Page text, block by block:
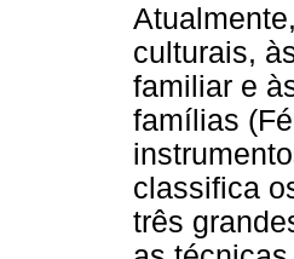
culturais,
familiar e
famílias
classifica
três